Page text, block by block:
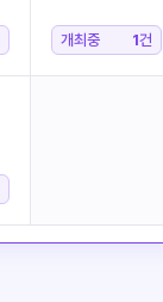
개최중 1건